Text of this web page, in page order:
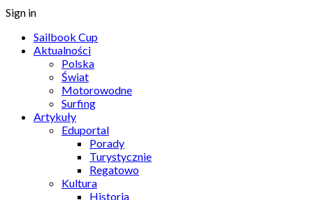
Sign in
Sailbook Cup
Aktualności
Polska
Świat
Motorowodne
Surfing
Artykuły
Eduportal
Porady
Turystycznie
Regatowo
Kultura
Historia